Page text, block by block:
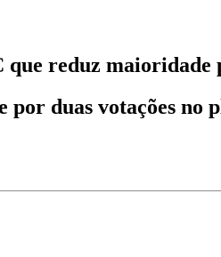
reduz maioridade
duas votações no